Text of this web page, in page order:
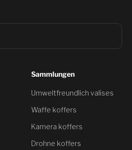
Sammlungen
Umweltfreundlich valises
Waffe koffers
Kamera koffers
Drohne koffers